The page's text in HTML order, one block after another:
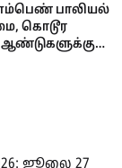
பாலியல்
கொடூர
ஜூலை 27